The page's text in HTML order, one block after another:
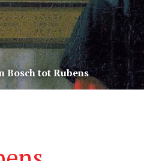
Bosch tot Rubens